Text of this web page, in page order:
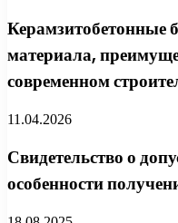
Керамзитобетонные
материала,
современном
11.04.2026
Свидетельство о
особенности